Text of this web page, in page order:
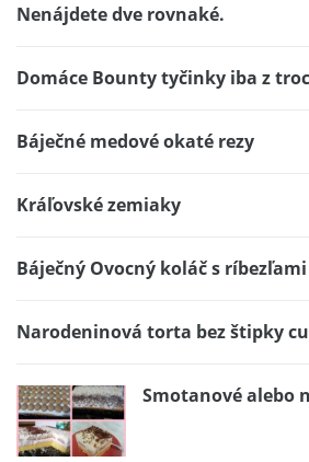
Nenájdete dve rovnaké.
Domáce Bounty tyčinky iba z
Báječné medové okaté rezy
Kráľovské zemiaky
Báječný Ovocný koláč s
Narodeninová torta bez štipky
Smotanové alebo